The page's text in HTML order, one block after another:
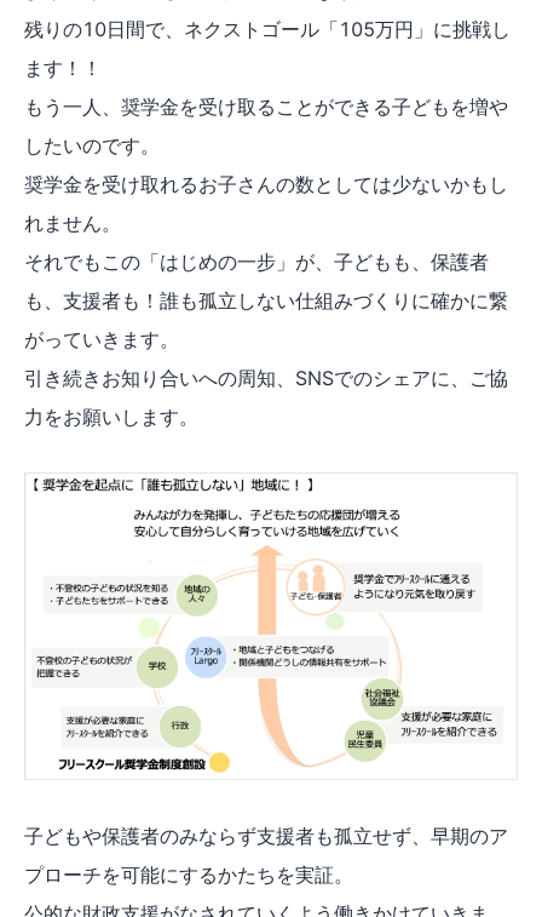
残りの10日間で、ネクストゴール「105万円」に挑戦し
ます！！
もう一人、奨学金を受け取ることができる子どもを増や
したいのです。
奨学金を受け取れるお子さんの数としては少ないかもし
れません。
それでもこの「はじめの一步」が、子どもも、保護者
も、支援者も！誰も孤立しない仕組みづくりに確かに繋
がっていきます。
引き続きお知り合いへの周知、SNSでのシェアに、ご協
力をお願いします。
子どもや保護者のみならず支援者も孤立せず、早期のア
プローチを可能にするかたちを実証。